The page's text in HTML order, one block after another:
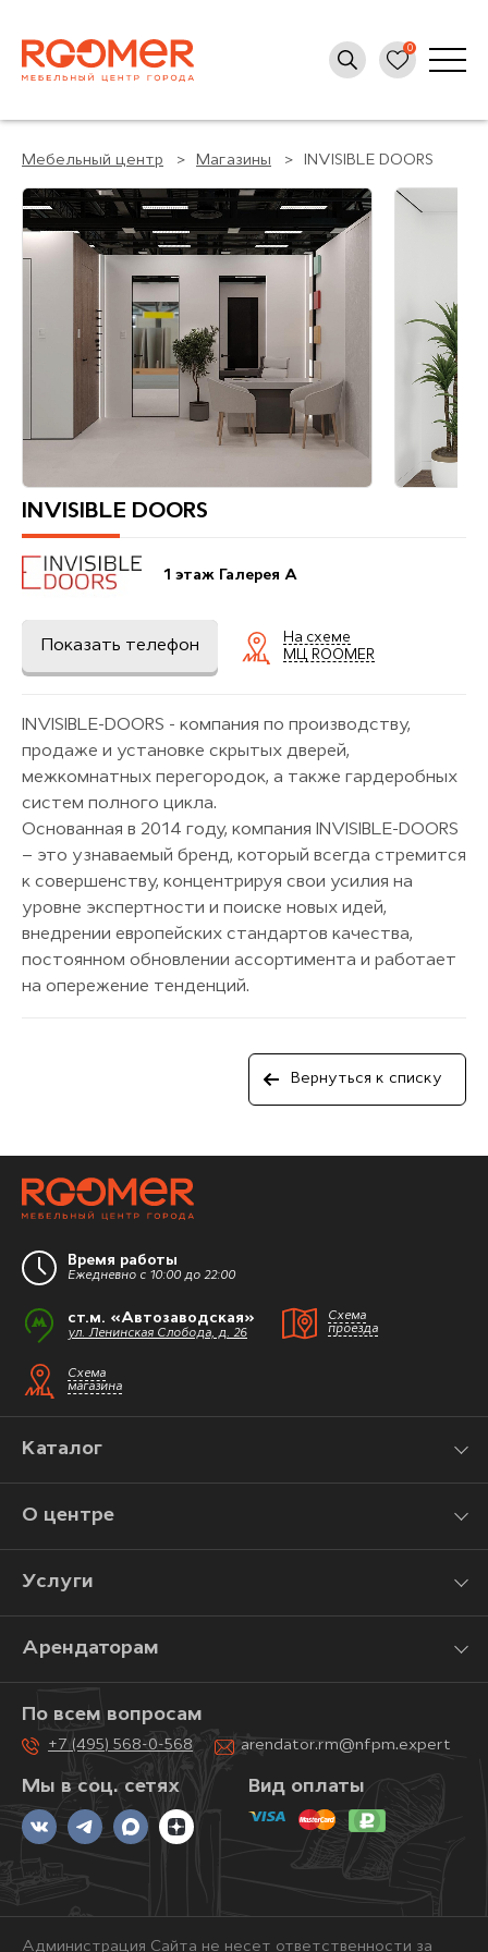
Мебельный центр Магазины INVISIBLE DOORS
INVISIBLE DOORS
1 этаж Галерея A
Показать телефон
На схеме
МЦ ROOMER
INVISIBLE-DOORS - компания по производству,
продаже и установке скрытых дверей,
межкомнатных перегородок, а также гардеробных
систем полного цикла.
Основанная в 2014 году, компания INVISIBLE-DOORS
– это узнаваемый бренд, который всегда стремится
к совершенству, концентрируя свои усилия на
уровне экспертности и поиске новых идей,
внедрении европейских стандартов качества,
постоянном обновлении ассортимента и работает
на опережение тенденций.
Вернуться к списку
Время работы
Ежедневно с 10:00 до 22:00
ст.м. «Автозаводская»
ул. Ленинская Слобода, д. 26
Схема
проезда
Схема
магазина
Каталог
О центре
Услуги
Арендаторам
Мы в соц. сетях
По всем вопросам
+7 (495) 568-0-568 arendator.rm@nfpm.expert
Вид оплаты
Администрация Сайта не несет ответственности за